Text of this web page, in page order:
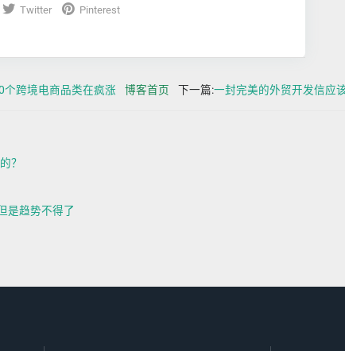
Twitter Pinterest
个跨境电商品类在疯涨 博客首页 下一篇:一封完美的外贸开发信应
？
是趋势不得了